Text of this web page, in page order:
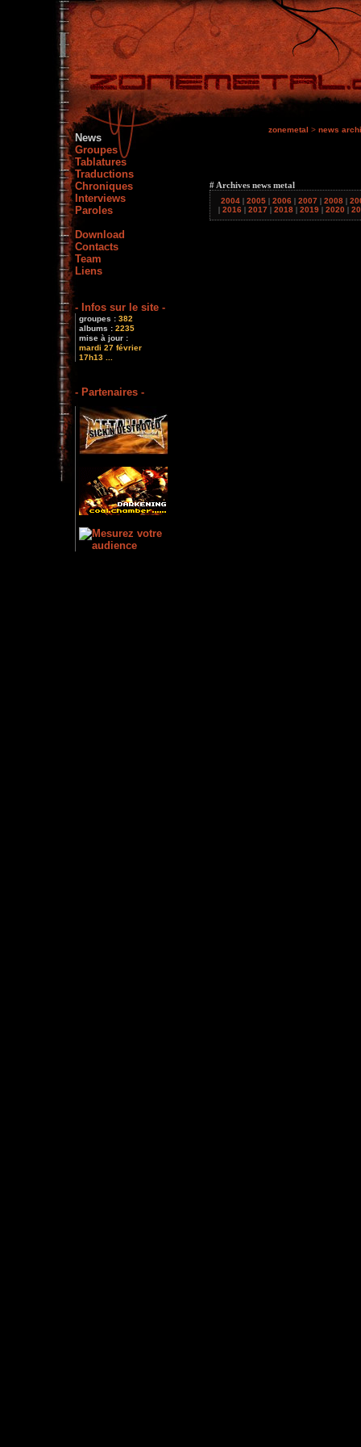
News
Groupes
Tablatures
Traductions
Chroniques
Interviews
Paroles
Download
Contacts
Team
Liens
- Infos sur le site -
groupes : 382
albums : 2235
mise à jour :
mardi 27 février
17h13 ...
- Partenaires -
zonemetal > news
# Archives news metal
2004 | 2005 | 2006 | 2007 | 2008 |
| 2016 | 2017 | 2018 | 2019 | 2020 |